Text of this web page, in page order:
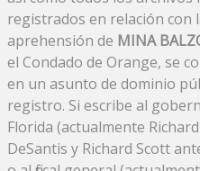
registrados en relación con
aprehensión de MINA
el Condado de Orange, se
en un asunto de dominio
registro. Si escribe al
Florida (actualmente Richard
DeSantis y Richard Scott